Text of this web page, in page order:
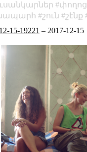
փողոց
շուն շէնք
15-19221 – 2017-12-15